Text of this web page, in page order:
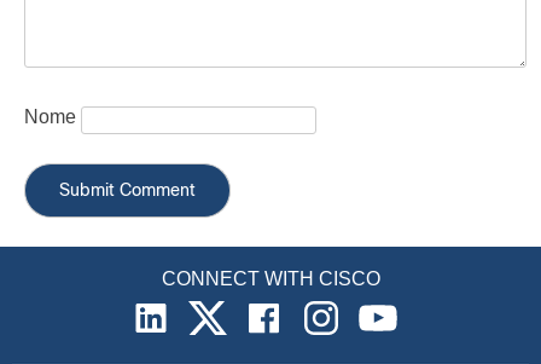
Nome
CONNECT WITH CISCO